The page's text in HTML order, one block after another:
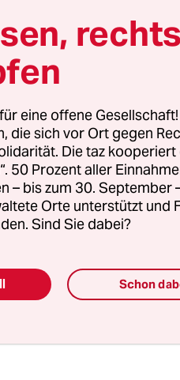
können muss: sich
den Mitspielern hin und
wirkt Christian Tifferts
Minuten lang sieht
und dann kommt eine
auch: Der Mann hat
60ern wäre er sicher
rechts
eine offene
die sich vor Ort gegen
Die taz kooperiert
50 Prozent aller
– bis zum 30. September
Orte unterstützt und
Sind Sie dabei?
Schon